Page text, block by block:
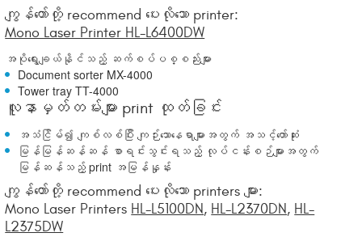
ကျွန်တော်တို့ recommend ပေးလိုသော printer:
Mono Laser Printer HL-L6400DW
အပိုရွေးချယ်နိုင်သည့် ဆက်စပ်ပစ္စည်းများ
Document sorter MX-4000
Tower tray TT-4000
လူနာမှတ်တမ်းများ print ထုတ်ခြင်း
အသံငြိမ်၍ ကျစ်လစ်ပြီး ကျဉ်းသောနေရာများအတွက် အသင့်တော်ဆုံး
မြန်မြန်ဆန်ဆန် စာရင်းသွင်းရသည့် လုပ်ငန်းစဉ်များအတွက်
မြန်ဆန်သည့် print အမြန်နှုန်း
ကျွန်တော်တို့ recommend ပေးလိုသော printers များ:
Mono Laser Printers HL-L5100DN, HL-L2370DN, HL-
L2375DW